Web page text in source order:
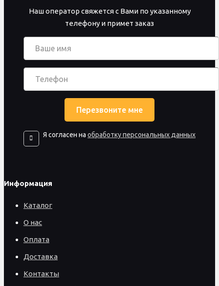
Наш оператор свяжется с Вами по указанному
телефону и примет заказ
Я согласен на обработку персональных данных
Информация
Каталог
О нас
Оплата
Доставка
Контакты